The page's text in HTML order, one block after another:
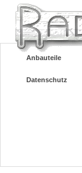
Anbauteile
Datenschutz